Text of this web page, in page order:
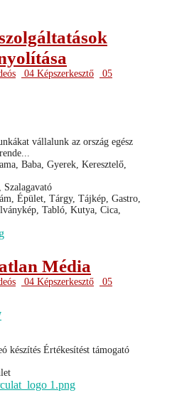
04 Képszerkesztő
05
vállalunk az ország egész
Baba, Gyerek, Keresztelő,
Szalagavató
Épület, Tárgy, Tájkép, Gastro,
Tabló, Kutya, Cica,
Média
04 Képszerkesztő
05
készítés Értékesítést támogató